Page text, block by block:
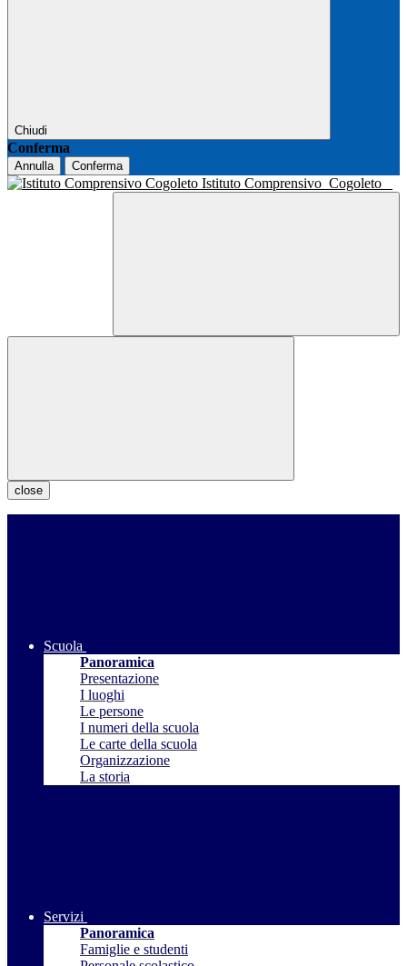
Chiudi
Conferma
Annulla Conferma
Istituto Comprensivo Cogoleto
close
Scuola
Panoramica
Presentazione
I luoghi
Le persone
I numeri della scuola
Le carte della scuola
Organizzazione
La storia
Servizi
Panoramica
Famiglie e studenti